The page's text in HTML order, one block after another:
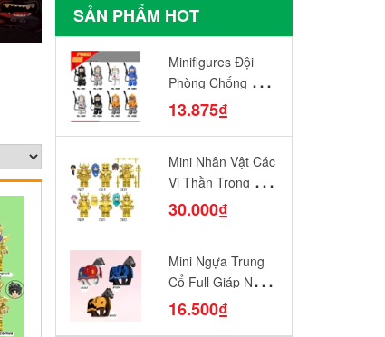
SẢN PHẨM HOT
Minifigures Đội
Phòng Chống Vũ
Khí Sinh Hóa
13.875₫
Mini Nhân Vật Các
Vị Thần Trong 12
Cung Hoàng Đạo
CQ17-CQ22 Đồ
Hình Yêu Thích
30.000₫
Mini Ngựa Trung
Cổ Full Giáp Ngựa
Chiến Diều Hâu
Quạ Đen Sư Tử
16.500₫